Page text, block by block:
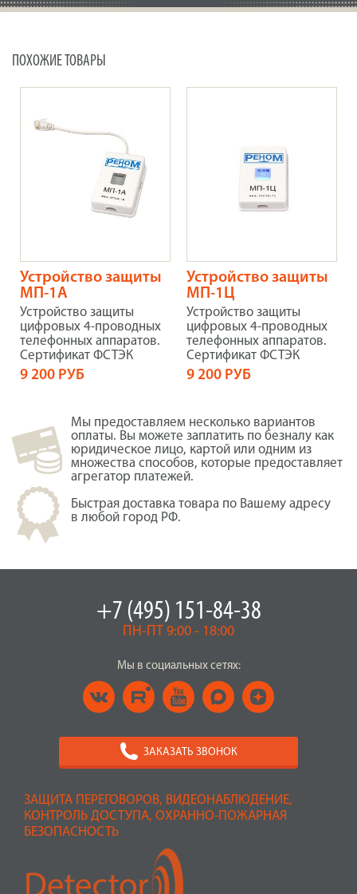
ПОХОЖИЕ ТОВАРЫ
Устройство защиты
МП-1А
Устройство защиты
цифровых 4-проводных
телефонных аппаратов.
Сертификат ФСТЭК
9 200 РУБ
Устройство защиты
МП-1Ц
Устройство защиты
цифровых 4-проводных
телефонных аппаратов.
Сертификат ФСТЭК
9 200 РУБ
Мы предоставляем несколько вариантов
оплаты. Вы можете заплатить по безналу как
юридическое лицо, картой или одним из
множества способов, которые предоставляет
агрегатор платежей.
Быстрая доставка товара по Вашему адресу
в любой город РФ.
ЗАЩИТА ПЕРЕГОВОРОВ, ВИДЕОНАБЛЮДЕНИЕ,
КОНТРОЛЬ ДОСТУПА, ОХРАННО-ПОЖАРНАЯ
БЕЗОПАСНОСТЬ
+7 (495) 151-84-38
ПН-ПТ 9:00 - 18:00
Мы в социальных сетях:
ЗАКАЗАТЬ ЗВОНОК